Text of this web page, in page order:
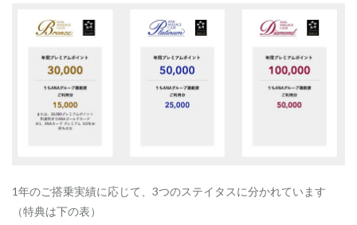
メ
の
特
典
1年のご搭乗実績に応じて、3つのステイタスに分かれています
（特典は下の表）